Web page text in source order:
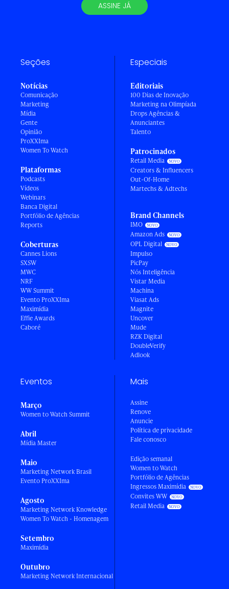
ASSINE JÁ
Seções
Notícias
Comunicação
Marketing
Mídia
Gente
Opinião
ProXXIma
Women To Watch
Plataformas
Podcasts
Vídeos
Webinars
Banca Digital
Portfólio de Agências
Reports
Coberturas
Cannes Lions
SXSW
MWC
NRF
WW Summit
Evento ProXXIma
Maximídia
Effie Awards
Caboré
Especiais
Editoriais
100 Dias de Inovação
Marketing na Olimpíada
Drops Agências &
Anunciantes
Talento
Patrocinados
Retail Media
Creators & Influencers
Out-Of-Home
Martechs & Adtechs
Brand Channels
IMO
Amazon Ads
OPL Digital
Impulso
PicPay
Nós Inteligência
Vistar Media
Machina
Viasat Ads
Magnite
Uncover
Mude
RZK Digital
DoubleVerify
Adlook
Eventos
Março
Women to Watch Summit
Abril
Mídia Master
Maio
Marketing Network Brasil
Evento ProXXIma
Agosto
Marketing Network Knowledge
Women To Watch - Homenagem
Setembro
Maximídia
Outubro
Marketing Network Internacional
Mais
Assine
Renove
Anuncie
Política de privacidade
Fale conosco
Edição semanal
Women to Watch
Portfólio de Agências
Ingressos Maximídia
Convites WW
Retail Media